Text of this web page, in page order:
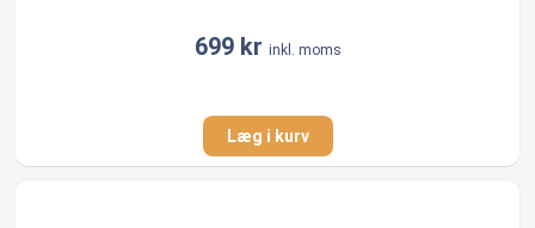
699 kr inkl. moms
Læg i kurv